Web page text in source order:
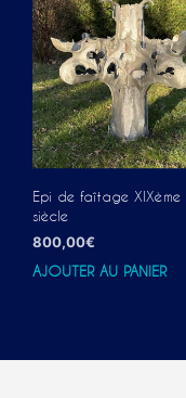
Epi de faîtage XIXème
siècle
800,00€
AJOUTER AU PANIER